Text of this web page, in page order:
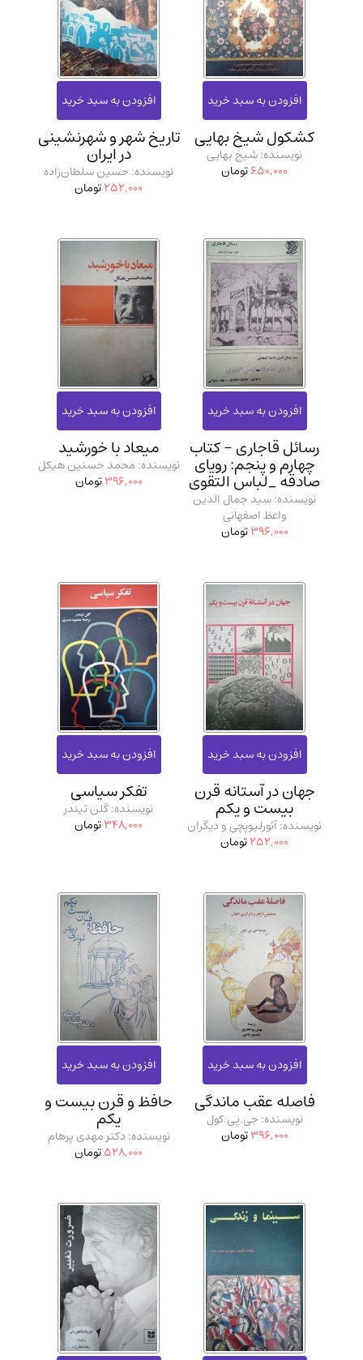
کشکول شیخ بهایی
نویسنده: شیخ بهایی
650,000تومان
تاریخ شهر و شهرنشینی
در ایران
نویسنده: حسین سلطان‌زاده
252,000تومان
رسائل قاجاری - کتاب
چهارم و پنجم: رویای
صادقه _لباس التقوی
نویسنده: سید جمال الدین
واعظ اصفهانی
396,000تومان
میعاد با خورشید
نویسنده: محمد حسنین هیکل
396,000تومان
جهان در آستانه قرن
بیست و یکم
نویسنده: آئورلیوپچی و دیگران
252,000تومان
تفکر سیاسی
نویسنده: گلن تیندر
348,000تومان
فاصله عقب ماندگی
نویسنده: جی.پی.کول
396,000تومان
حافظ و قرن بیست و
یکم
نویسنده: دکتر مهدی پرهام
528,000تومان